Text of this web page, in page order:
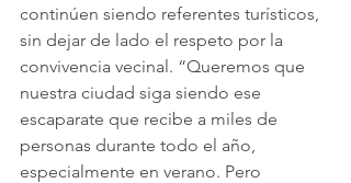
continúen siendo referentes turísticos,
sin dejar de lado el respeto por la
convivencia vecinal. “Queremos que
nuestra ciudad siga siendo ese
escaparate que recibe a miles de
personas durante todo el año,
especialmente en verano. Pero